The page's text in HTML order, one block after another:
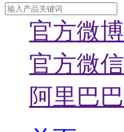
官方微博
官方微信
阿里巴巴